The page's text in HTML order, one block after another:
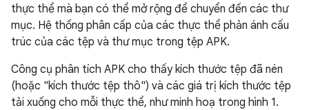
thực thể mà bạn có thể mở rộng để chuyển đến các thư
mục. Hệ thống phân cấp của các thực thể phản ánh cấu
trúc của các tệp và thư mục trong tệp APK.
Công cụ phân tích APK cho thấy kích thước tệp đã nén
(hoặc "kích thước tệp thô") và các giá trị kích thước tệp
tải xuống cho mỗi thực thể, như minh hoạ trong hình 1.